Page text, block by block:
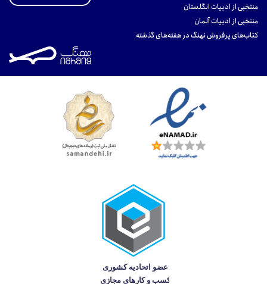
منتخبی از ادبیات انگلستان
منتخبی از ادبیات آلمان
کتاب‌های پرفروش نهنگ در هفته‌های گذشته